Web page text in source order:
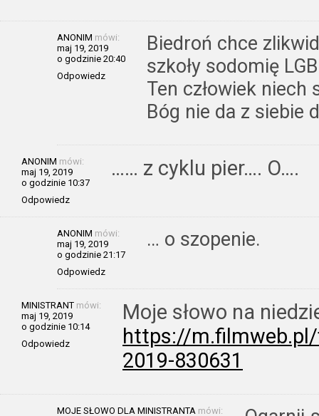
ANONIM mówi:
maj 19, 2019
o godzinie 20:40
Odpowiedz
Biedroń chce
szkoły sodomię
Ten człowiek niech
Bóg nie da z siebie
ANONIM mówi:
maj 19, 2019
o godzinie 10:37
Odpowiedz
…… z cyklu pier…. O….
ANONIM mówi:
maj 19, 2019
o godzinie 21:17
Odpowiedz
… o szopenie.
MINISTRANT mówi:
maj 19, 2019
o godzinie 10:14
Odpowiedz
Moje słowo na
https://m.filmweb.pl/
2019-830631
MOJE SŁOWO DLA MINISTRANTA mówi: